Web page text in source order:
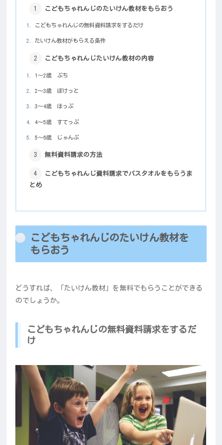
こどもちゃれんじのたいけん教材をもらおう
こどもちゃれんじの無料資料請求をするだけ
たいけん教材がもらえる条件
こどもちゃれんじたいけん教材の内容
1～2歳 ぷち
2～3歳 ぽけっと
3～4歳 ほっぷ
4～5歳 すてっぷ
5～6歳 じゃんぷ
無料資料請求の方法
こどもちゃれんじ資料請求でバスタオルをもらうま
とめ
こどもちゃれんじのたいけん教材を
もらおう
どうすれば、「たいけん教材」を無料でもらうことができる
のでしょうか。
こどもちゃれんじの無料資料請求をするだ
け